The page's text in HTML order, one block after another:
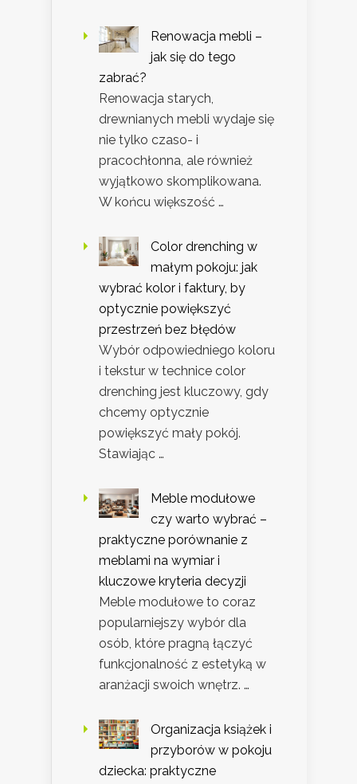
Renowacja mebli –
jak się do tego
zabrać?
Renowacja starych,
drewnianych mebli wydaje się
nie tylko czaso- i
pracochłonna, ale również
wyjątkowo skomplikowana.
W końcu większość …
Color drenching w
małym pokoju: jak
wybrać kolor i faktury, by
optycznie powiększyć
przestrzeń bez błędów
Wybór odpowiedniego koloru
i tekstur w technice color
drenching jest kluczowy, gdy
chcemy optycznie
powiększyć mały pokój.
Stawiając …
Meble modułowe
czy warto wybrać –
praktyczne porównanie z
meblami na wymiar i
kluczowe kryteria decyzji
Meble modułowe to coraz
popularniejszy wybór dla
osób, które pragną łączyć
funkcjonalność z estetyką w
aranżacji swoich wnętrz. …
Organizacja książek i
przyborów w pokoju
dziecka: praktyczne